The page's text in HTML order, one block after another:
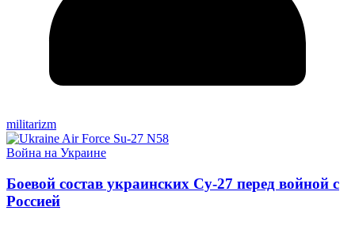
militarizm
Война на Украине
Боевой состав украинских Су-27 перед войной с
Россией